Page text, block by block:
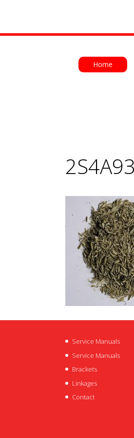
Home
Service Manuals
Service Manuals
Brackets
Linkages
Contact